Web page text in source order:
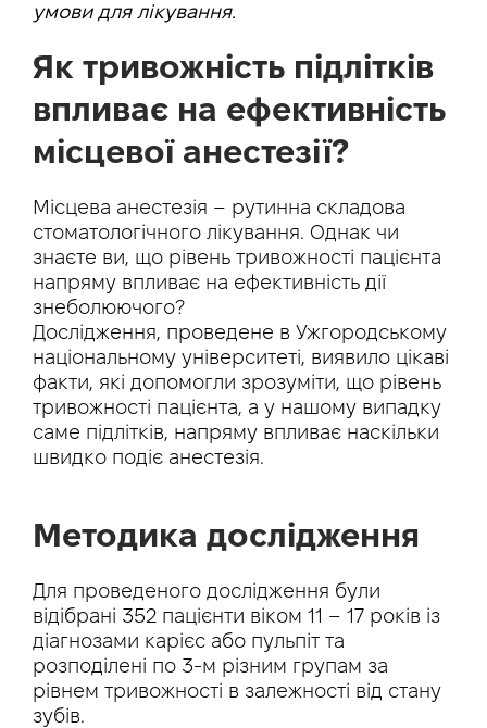
умови для лікування.
Як тривожність підлітків
впливає на ефективність
місцевої анестезії?
Місцева анестезія – рутинна складова
стоматологічного лікування. Однак чи
знаєте ви, що рівень тривожності пацієнта
напряму впливає на ефективність дії
знеболюючого?
Дослідження, проведене в Ужгородському
національному університеті, виявило цікаві
факти, які допомогли зрозуміти, що рівень
тривожності пацієнта, а у нашому випадку
саме підлітків, напряму впливає наскільки
швидко подіє анестезія.
Методика дослідження
Для проведеного дослідження були
відібрані 352 пацієнти віком 11 – 17 років із
діагнозами карієс або пульпіт та
розподілені по 3-м різним групам за
рівнем тривожності в залежності від стану
зубів.